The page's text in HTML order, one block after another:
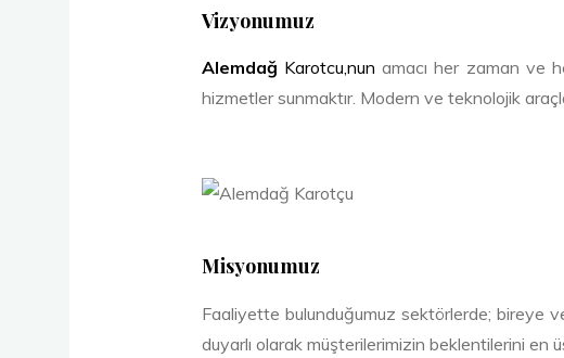
Vizyonumuz
Alemdağ Karotcu,nun amacı her zaman ve
hizmetler sunmaktır. Modern ve teknolojik
Misyonumuz
Faaliyette bulunduğumuz sektörlerde; bireye
duyarlı olarak müşterilerimizin beklentilerini en